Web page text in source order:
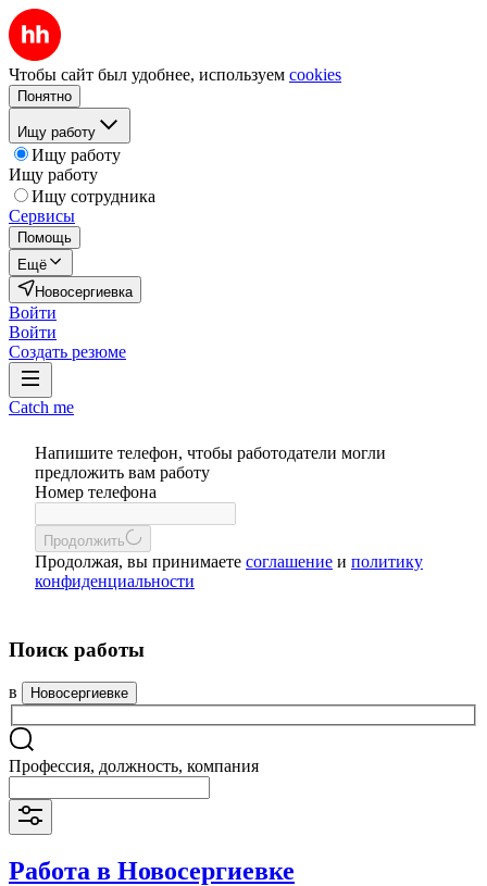
Чтобы сайт был удобнее, используем cookies
Понятно
Ищу работу
Ищу работу
Ищу работу
Ищу сотрудника
Сервисы
Помощь
Ещё
Новосергиевка
Войти
Войти
Создать резюме
Catch me
Напишите телефон, чтобы работодатели могли
предложить вам работу
Номер телефона
Продолжить
Продолжая, вы принимаете соглашение и политику
конфиденциальности
Поиск работы
в Новосергиевке
Профессия, должность, компания
Работа в Новосергиевке